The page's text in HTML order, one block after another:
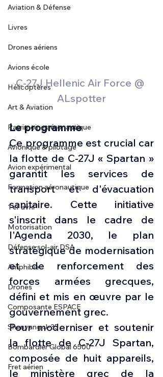
Aviation & Défense
Livres
Drones aériens
Avions école
Hélicoptères
Art & Aviation
Patrimoine aéronautique
Avionique & pilotage
Avion expérimental
Formation aéronautique
1 er avril
Motorisation
Défense sol-air DSA
Amphibie
Drones
Composante ESPACE
Shenyang J-35
Bombardier Global 6500
Fret aérien
C-27J Hellenic Air Force @
ALspotter
Le programme
Ce programme est crucial car
la flotte de C-27J « Spartan »
garantit les services de
transport et d'évacuation
sanitaire. Cette initiative
s'inscrit dans le cadre de
l'Agenda 2030, le plan
stratégique de modernisation
et de renforcement des
forces armées grecques,
défini et mis en œuvre par le
gouvernement grec.
Pour moderniser et soutenir
la flotte de C-27J Spartan,
composée de huit appareils,
le ministère grec de la